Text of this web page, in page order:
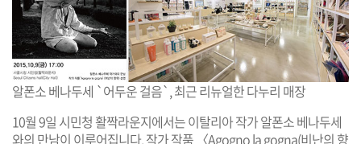
알폰소 베나두세 `어두운 걸음`, 최근 리뉴얼한 다누리 매장
10월 9일 시민청 활짝라운지에서는 이탈리아 작가 알폰소 베나두세
와의 만남이 이루어집니다. 작가 작품 〈Agogno la gogna(비난의 향